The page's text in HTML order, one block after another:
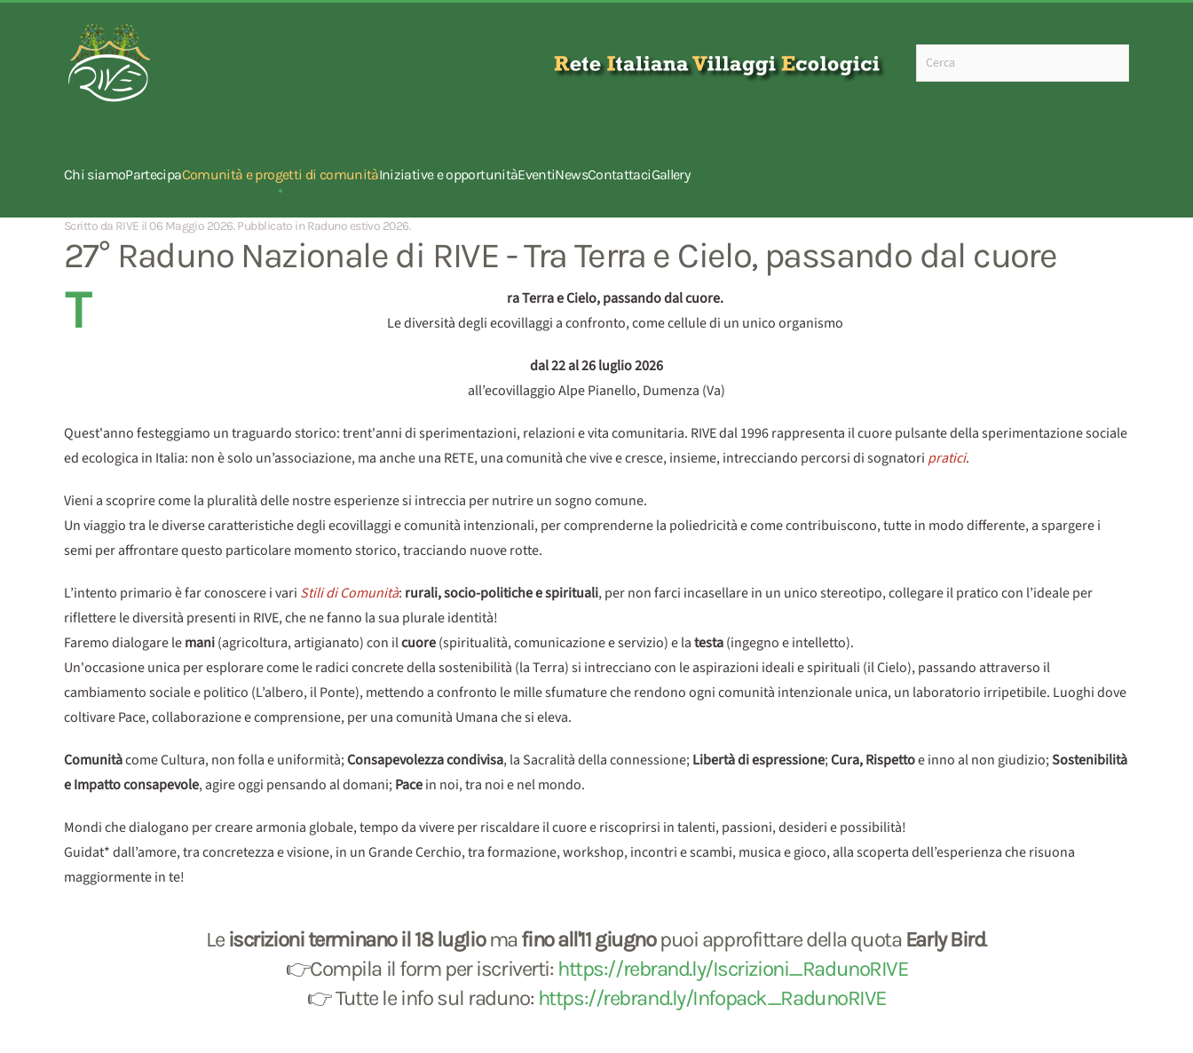
Chi siamoPartecipaComunità e progetti di comunitàIniziative e opportunitàEventiNewsContattaciGallery
Scritto da RIVE il 06 Maggio 2026. Pubblicato in Raduno estivo 2026.
27° Raduno Nazionale di RIVE - Tra Terra e Cielo, passando dal cuore
T
ra Terra e Cielo, passando dal cuore.
Le diversità degli ecovillaggi a confronto, come cellule di un unico organismo
dal 22 al 26 luglio 2026
all’ecovillaggio Alpe Pianello, Dumenza (Va)
Quest'anno festeggiamo un traguardo storico: trent'anni di sperimentazioni, relazioni e vita comunitaria. RIVE dal 1996 rappresenta il cuore pulsante della sperimentazione sociale
ed ecologica in Italia: non è solo un’associazione, ma anche una RETE, una comunità che vive e cresce, insieme, intrecciando percorsi di sognatori pratici.
Vieni a scoprire come la pluralità delle nostre esperienze si intreccia per nutrire un sogno comune.
Un viaggio tra le diverse caratteristiche degli ecovillaggi e comunità intenzionali, per comprenderne la poliedricità e come contribuiscono, tutte in modo differente, a spargere i
semi per affrontare questo particolare momento storico, tracciando nuove rotte.
L’intento primario è far conoscere i vari Stili di Comunità: rurali, socio-politiche e spirituali, per non farci incasellare in un unico stereotipo, collegare il pratico con l’ideale per
riflettere le diversità presenti in RIVE, che ne fanno la sua plurale identità!
Faremo dialogare lemani(agricoltura, artigianato) con ilcuore(spiritualità, comunicazione e servizio) e latesta(ingegno e intelletto).
Un'occasione unica per esplorare come le radici concrete della sostenibilità (la Terra) si intrecciano con le aspirazioni ideali e spirituali (il Cielo), passando attraverso il
cambiamento sociale e politico (L’albero, il Ponte), mettendo a confronto le mille sfumature che rendono ogni comunità intenzionale unica, un laboratorio irripetibile. Luoghi dove
coltivare Pace, collaborazione e comprensione, per una comunità Umana che si eleva.
Comunitàcome Cultura, non folla e uniformità;Consapevolezza condivisa, la Sacralità della connessione;Libertà di espressione;Cura, Rispettoe inno al non giudizio;Sostenibilità
e Impatto consapevole, agire oggi pensando al domani;Pacein noi, tra noi e nel mondo.
Mondi che dialogano per creare armonia globale, tempo da vivere per riscaldare il cuore e riscoprirsi in talenti, passioni, desideri e possibilità!
Guidat* dall’amore, tra concretezza e visione, in un Grande Cerchio, tra formazione, workshop, incontri e scambi, musica e gioco, alla scoperta dell’esperienza che risuona
maggiormente in te!
Le iscrizioniterminano il 18 lugliomafino all'11 giugnopuoi approfittare della quota Early Bird.
👉Compila il form per iscriverti: https://rebrand.ly/Iscrizioni_RadunoRIVE
👉 Tutte le info sul raduno: https://rebrand.ly/Infopack_RadunoRIVE